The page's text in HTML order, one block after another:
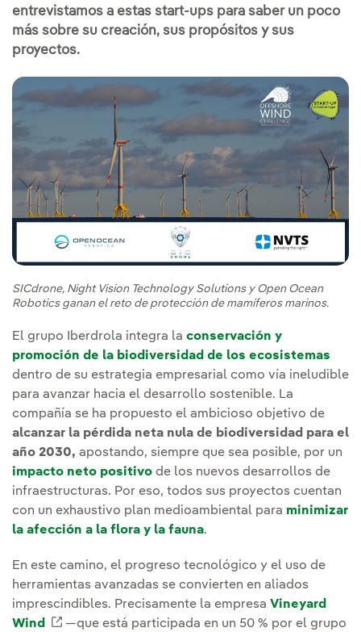
entrevistamos a estas start-ups para saber un poco
más sobre su creación, sus propósitos y sus
proyectos.
SICdrone, Night Vision Technology Solutions y Open Ocean
Robotics ganan el reto de protección de mamíferos marinos.
El grupo Iberdrola integra la conservación y
promoción de la biodiversidad de los ecosistemas
dentro de su estrategia empresarial como vía ineludible
para avanzar hacia el desarrollo sostenible. La
compañía se ha propuesto el ambicioso objetivo de
alcanzar la pérdida neta nula de biodiversidad para el
año 2030, apostando, siempre que sea posible, por un
impacto neto positivo de los nuevos desarrollos de
infraestructuras. Por eso, todos sus proyectos cuentan
con un exhaustivo plan medioambiental para minimizar
la afección a la flora y la fauna.
En este camino, el progreso tecnológico y el uso de
herramientas avanzadas se convierten en aliados
imprescindibles. Precisamente la empresa Vineyard
Wind
Enlace externo, se abre en ventana nueva.
—que está participada en un 50 % por el grupo